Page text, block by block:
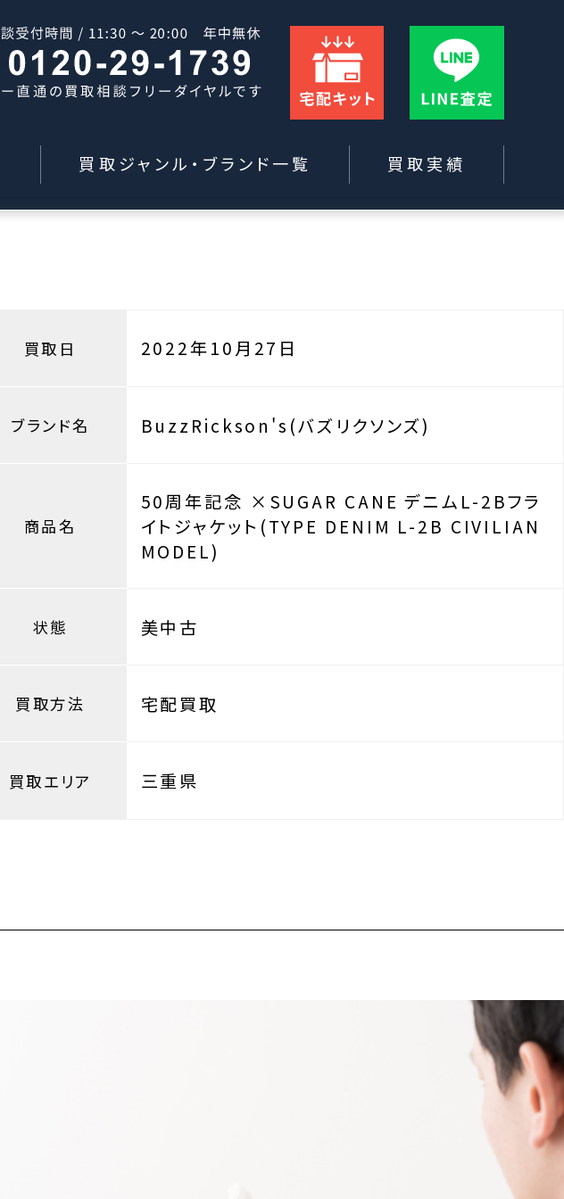
買取ジャンル・ブランド一覧 買取実績
買取日 2022年10月27日
ブランド名 BuzzRickson's(バズリクソンズ)
商品名
50周年記念 ×SUGAR CANE デニムL-2Bフラ
イトジャケット(TYPE DENIM L-2B CIVILIAN
MODEL)
状態 美中古
買取方法 宅配買取
買取エリア 三重県